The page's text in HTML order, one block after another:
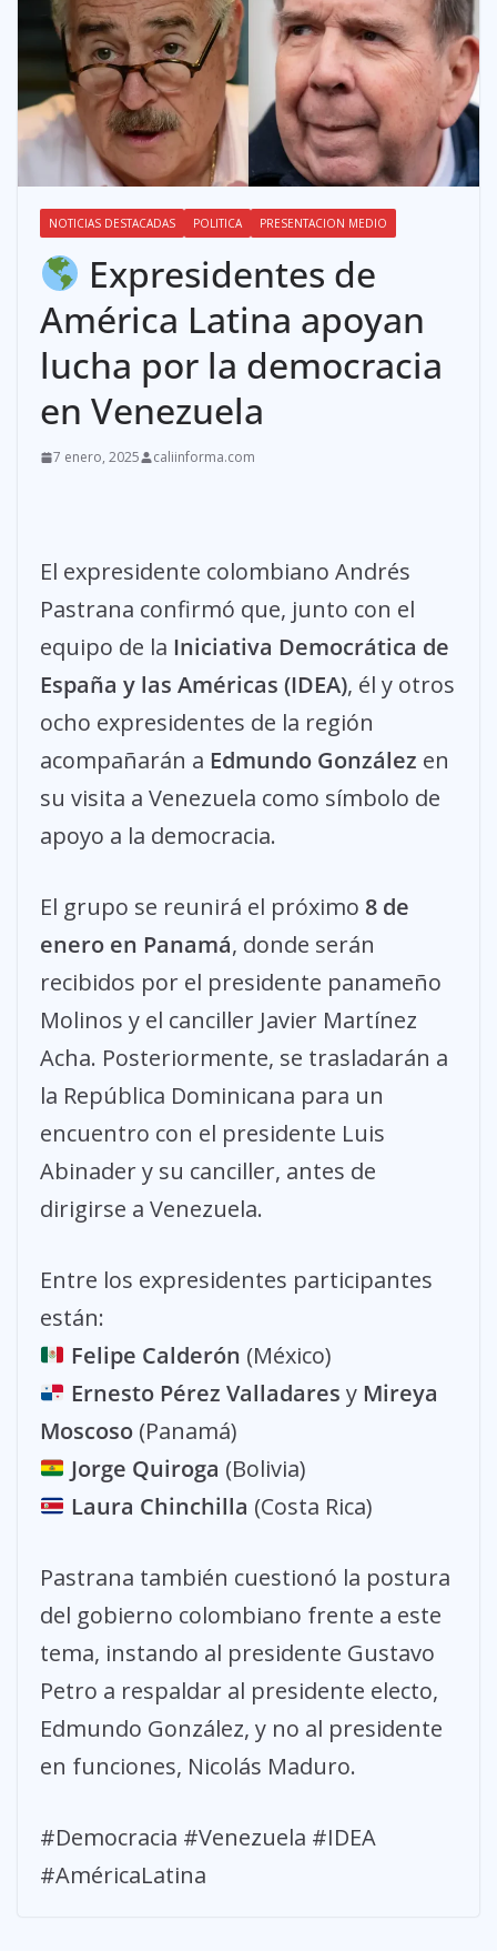
NOTICIAS DESTACADAS POLITICA PRESENTACION MEDIO
Expresidentes de
América Latina apoyan
lucha por la democracia
en Venezuela
7 enero, 2025 caliinforma.com
El expresidente colombiano Andrés
Pastrana confirmó que, junto con el
equipo de la Iniciativa Democrática de
España y las Américas (IDEA), él y otros
ocho expresidentes de la región
acompañarán a Edmundo González en
su visita a Venezuela como símbolo de
apoyo a la democracia.
El grupo se reunirá el próximo 8 de
enero en Panamá, donde serán
recibidos por el presidente panameño
Molinos y el canciller Javier Martínez
Acha. Posteriormente, se trasladarán a
la República Dominicana para un
encuentro con el presidente Luis
Abinader y su canciller, antes de
dirigirse a Venezuela.
Entre los expresidentes participantes
están:
Felipe Calderón (México)
Ernesto Pérez Valladares y Mireya
Moscoso (Panamá)
Jorge Quiroga (Bolivia)
Laura Chinchilla (Costa Rica)
Pastrana también cuestionó la postura
del gobierno colombiano frente a este
tema, instando al presidente Gustavo
Petro a respaldar al presidente electo,
Edmundo González, y no al presidente
en funciones, Nicolás Maduro.
#Democracia #Venezuela #IDEA
#AméricaLatina